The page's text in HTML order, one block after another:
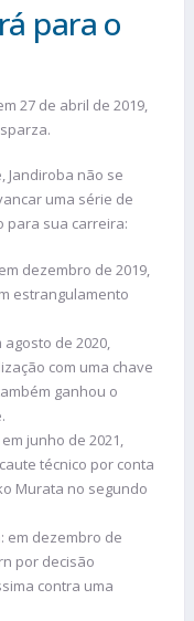
para o
27 de abril de 2019,
Jandiroba não se
uma série de
para sua carreira:
dezembro de 2019,
estrangulamento
agosto de 2020,
com uma chave
ganhou o
em junho de 2021,
técnico por conta
Murata no segundo
: em dezembro de
por decisão
contra uma